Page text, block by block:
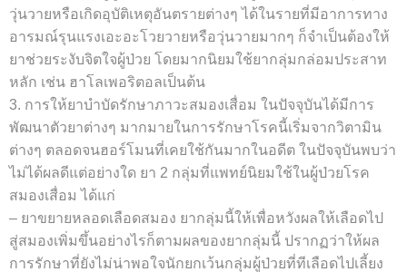
วุ่นวายหรือเกิดอุบัติเหตุอันตรายต่างๆ ได้ในรายที่มีอาการทาง
อารมณ์รุนแรงเอะอะโวยวายหรือวุ่นวายมากๆ ก็จำเป็นต้องให้
ยาช่วยระงับจิตใจผู้ป่วย โดยมากนิยมใช้ยากลุ่มกล่อมประสาท
หลัก เช่น ฮาโลเพอริตอลเป็นต้น
3. การให้ยาบำบัดรักษาภาวะสมองเสื่อม ในปัจจุบันได้มีการ
พัฒนาตัวยาต่างๆ มากมายในการรักษาโรคนี้เริ่มจากวิตามิน
ต่างๆ ตลอดจนฮอร์โมนที่เคยใช้กันมากในอดีต ในปัจจุบันพบว่า
ไม่ได้ผลดีแต่อย่างใด ยา 2 กลุ่มที่แพทย์นิยมใช้ในผู้ป่วยโรค
สมองเสื่อม ได้แก่
– ยาขยายหลอดเลือดสมอง ยากลุ่มนี้ให้เพื่อหวังผลให้เลือดไป
สู่สมองเพิ่มขึ้นอย่างไรก็ตามผลของยากลุ่มนี้ ปรากฏว่าให้ผล
การรักษาที่ยังไม่น่าพอใจนักยกเว้นกลุ่มผู้ป่วยที่ทีเลือดไปเลี้ยง